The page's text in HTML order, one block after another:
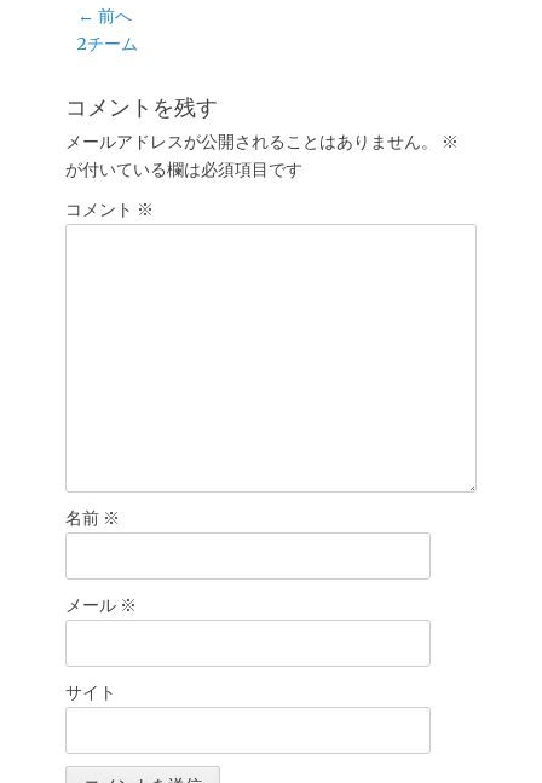
投
稿
ビ
ゲ
ー
シ
← 前へ
前
投
2チーム
コメントを残す
メールアドレスが公開されることはありません。
※
が付いている欄は必須項目です
コメント ※
名前 ※
メール ※
サイト